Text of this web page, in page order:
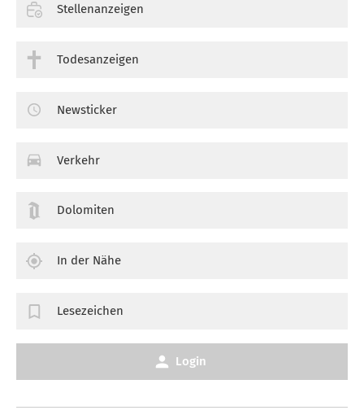
Stellenanzeigen
Todesanzeigen
Newsticker
Verkehr
Dolomiten
In der Nähe
Lesezeichen
Login